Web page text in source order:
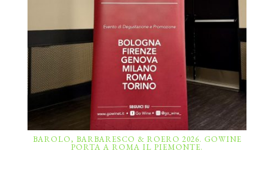
BAROLO, BARBARESCO & ROERO 2026. GOWINE
PORTA A ROMA IL PIEMONTE.